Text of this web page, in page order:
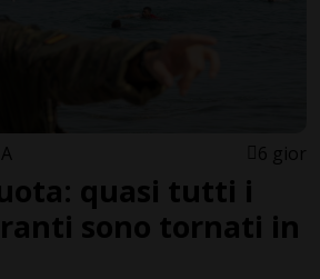
6 gior
quasi tutti i
sono tornati in